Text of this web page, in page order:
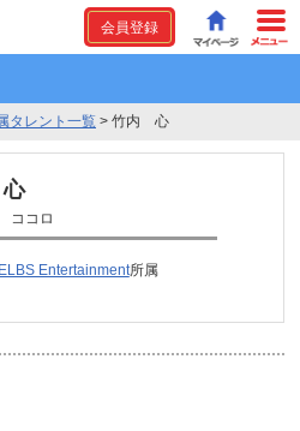
会員登録
タレント一覧 > 竹内 心
ココロ
ELBS Entertainment所属